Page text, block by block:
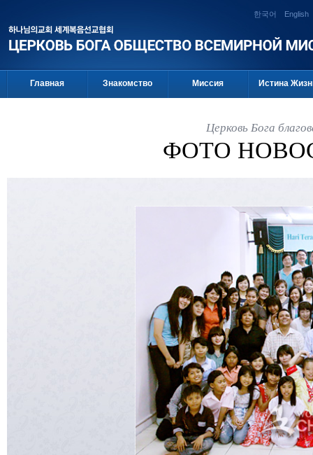
한국어 English
Главная Знакомство Миссия Истина
Церковь Бога
ФОТО